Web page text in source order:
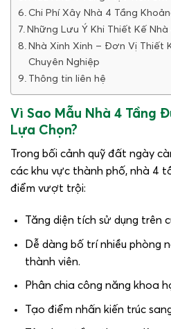
Chi Phí Xây Nhà 4 Tầng
Những Lưu Ý Khi Thiết Kế Nhà
Nhà Xinh Xinh – Đơn Vị Thiết
Chuyên Nghiệp
Thông tin liên hệ
Vì Sao Mẫu Nhà 4 Tầng
Lựa Chọn?
Trong bối cảnh quỹ đất ngày
các khu vực thành phố, nhà 4
điểm vượt trội:
Tăng diện tích sử dụng trên
Dễ dàng bố trí nhiều phòng
thành viên.
Phân chia công năng khoa
Tạo điểm nhấn kiến trúc